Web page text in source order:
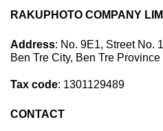
RAKUPHOTO COMPANY
Address: No. 9E1, Street No.
Ben Tre City, Ben Tre Province
Tax code: 1301129489
CONTACT